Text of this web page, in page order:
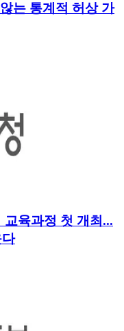
는 통계적 허상 가
육과정 첫 개최...